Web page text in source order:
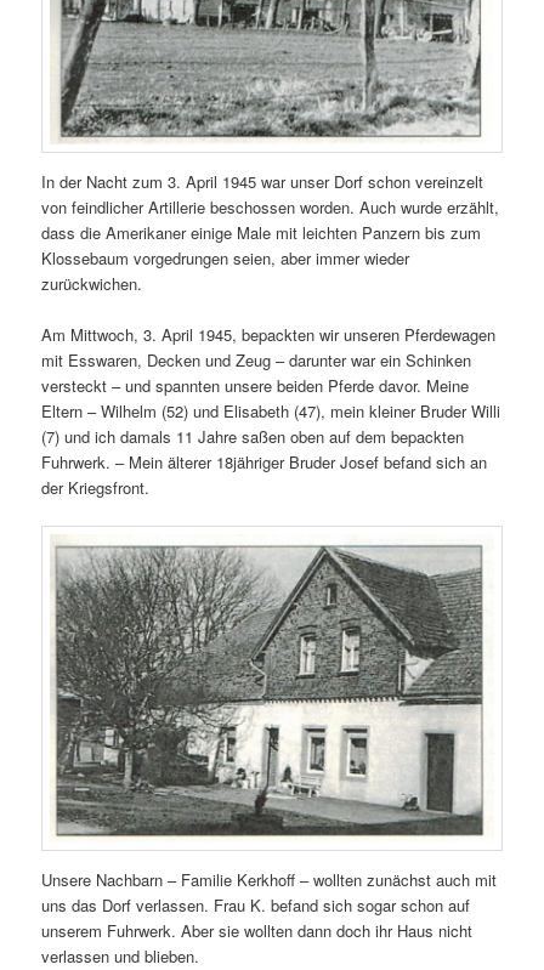
In der Nacht zum 3. April 1945 war unser Dorf schon vereinzelt
von feindlicher Artillerie beschossen worden. Auch wurde erzählt,
dass die Amerikaner einige Male mit leichten Panzern bis zum
Klossebaum vorgedrungen seien, aber immer wieder
zurückwichen.
Am Mittwoch, 3. April 1945, bepackten wir unseren Pferdewagen
mit Esswaren, Decken und Zeug – darunter war ein Schinken
versteckt – und spannten unsere beiden Pferde davor. Meine
Eltern – Wilhelm (52) und Elisabeth (47), mein kleiner Bruder Willi
(7) und ich damals 11 Jahre saßen oben auf dem bepackten
Fuhrwerk. – Mein älterer 18jähriger Bruder Josef befand sich an
der Kriegsfront.
Unsere Nachbarn – Familie Kerkhoff – wollten zunächst auch mit
uns das Dorf verlassen. Frau K. befand sich sogar schon auf
unserem Fuhrwerk. Aber sie wollten dann doch ihr Haus nicht
verlassen und blieben.